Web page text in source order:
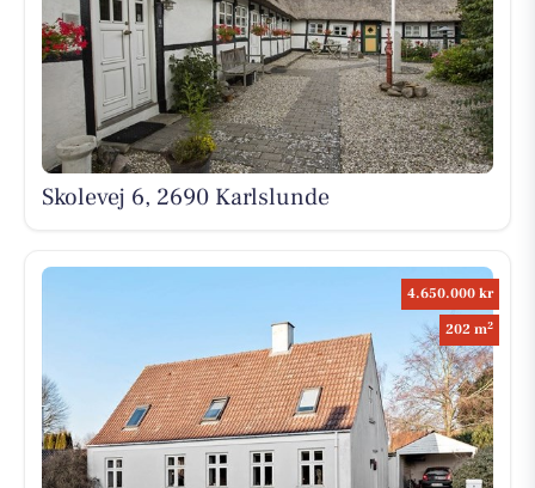
Skolevej 6, 2690 Karlslunde
4.650.000 kr
202 m2